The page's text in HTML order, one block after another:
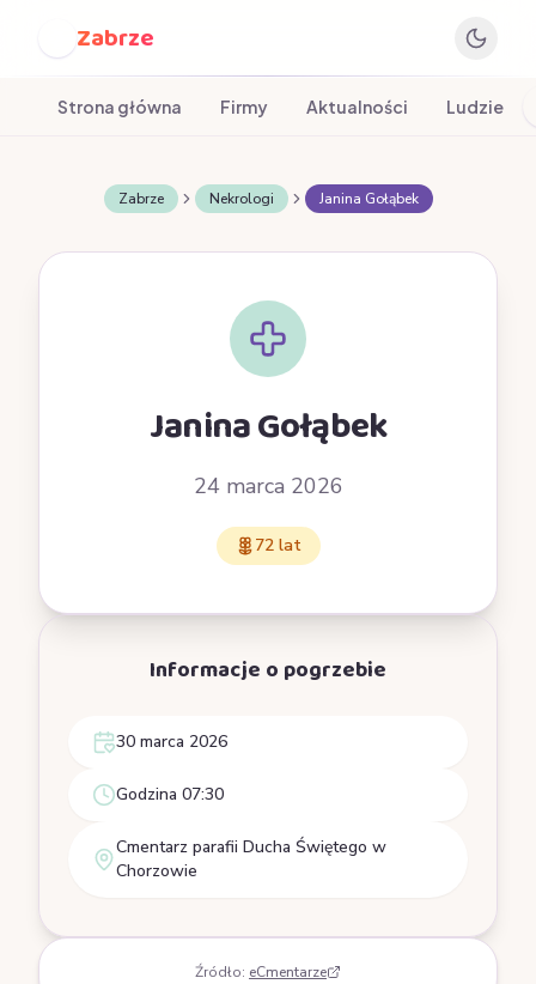
Zabrze
Strona główna Firmy Aktualności Ludzie
Zabrze Nekrologi Janina Gołąbek
Janina Gołąbek
24 marca 2026
72 lat
Informacje o pogrzebie
30 marca 2026
Godzina 07:30
Cmentarz parafii Ducha Świętego w
Chorzowie
Źródło: eCmentarze